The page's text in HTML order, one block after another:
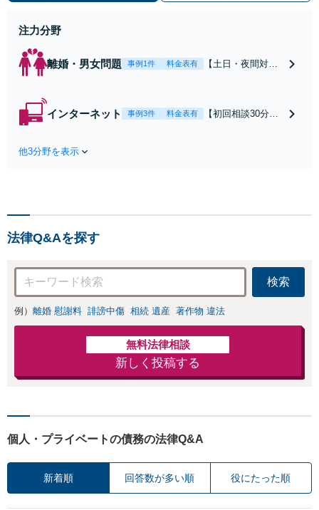
注力分野
離婚・男女問題 事例1件 料金表有
【土日・夜間対応
れたら、サインす
インターネット 事例3件 料金表有
【初回相談30分無
お店の風評被害対
応可：開示請求の
意見照会が来たと
きの対処法、被害
者との示談交渉
他3分野を表示
法律Q&Aを探す
検索
例） 離婚 慰謝料 誹謗中傷 相続 遺産 著作物 違法
無料法律相談
新しく投稿する
個人・プライベートの債務の法律Q&A
新着順 回答数が多い順 役にたった順